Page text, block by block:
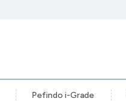
Pefindo i-Grade